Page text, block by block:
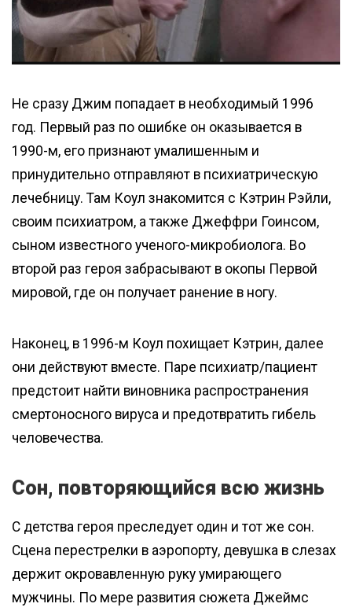
Не сразу Джим попадает в необходимый 1996
год. Первый раз по ошибке он оказывается в
1990-м, его признают умалишенным и
принудительно отправляют в психиатрическую
лечебницу. Там Коул знакомится с Кэтрин Рэйли,
своим психиатром, а также Джеффри Гоинсом,
сыном известного ученого-микробиолога. Во
второй раз героя забрасывают в окопы Первой
мировой, где он получает ранение в ногу.
Наконец, в 1996-м Коул похищает Кэтрин, далее
они действуют вместе. Паре психиатр/пациент
предстоит найти виновника распространения
смертоносного вируса и предотвратить гибель
человечества.
Сон, повторяющийся всю жизнь
С детства героя преследует один и тот же сон.
Сцена перестрелки в аэропорту, девушка в слезах
держит окровавленную руку умирающего
мужчины. По мере развития сюжета Джеймс